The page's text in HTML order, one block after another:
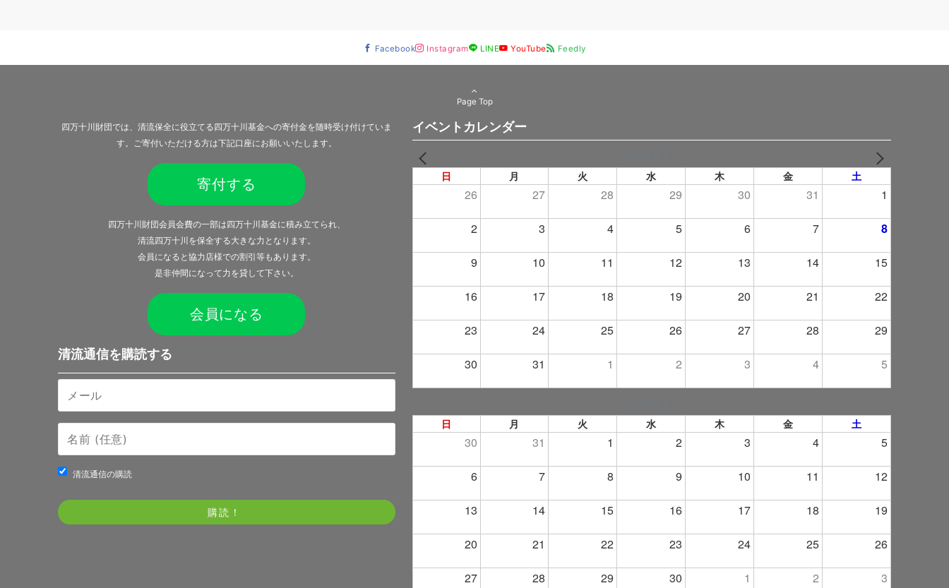
Facebook Instagram LINE YouTube Feedly
Page Top
四万十川財団では、清流保全に役立てる四万十川基金への寄付金を随時受け付けていま
す。ご寄付いただける方は下記口座にお願いいたします。
寄付する
四万十川財団会員会費の一部は四万十川基金に積み立てられ、
清流四万十川を保全する大きな力となります。
会員になると 協力店様での割引等もあります。
是非仲間になって力を貸して下さい。
会員になる
清流通信を購読する
清流通信の購読
イベントカレンダー
日 月 火 水 木 金 土
26 27 28 29 30 31 1
2 3 4 5 6 7 8
9 10 11 12 13 14 15
16 17 18 19 20 21 22
23 24 25 26 27 28 29
30 31 1 2 3 4 5
日 月 火 水 木 金 土
30 31 1 2 3 4 5
6 7 8 9 10 11 12
13 14 15 16 17 18 19
20 21 22 23 24 25 26
27 28 29 30 1 2 3